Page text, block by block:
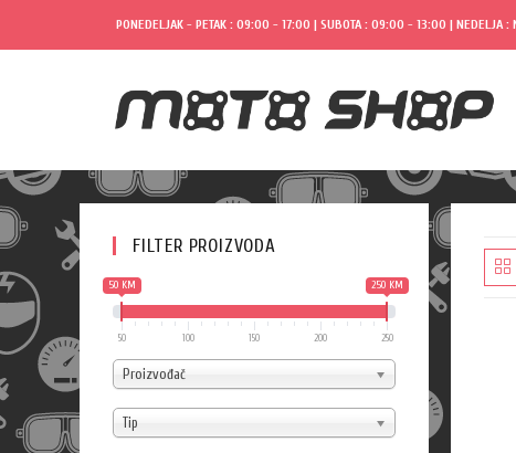
PONEDELJAK - PETAK : 09:00 - 17:00 | SUBOTA : 09:00 - 13:00 | NEDELJA
FILTER PROIZVODA
50 KM 250 KM
50 100 150 200 250
Proizvođač
Tip